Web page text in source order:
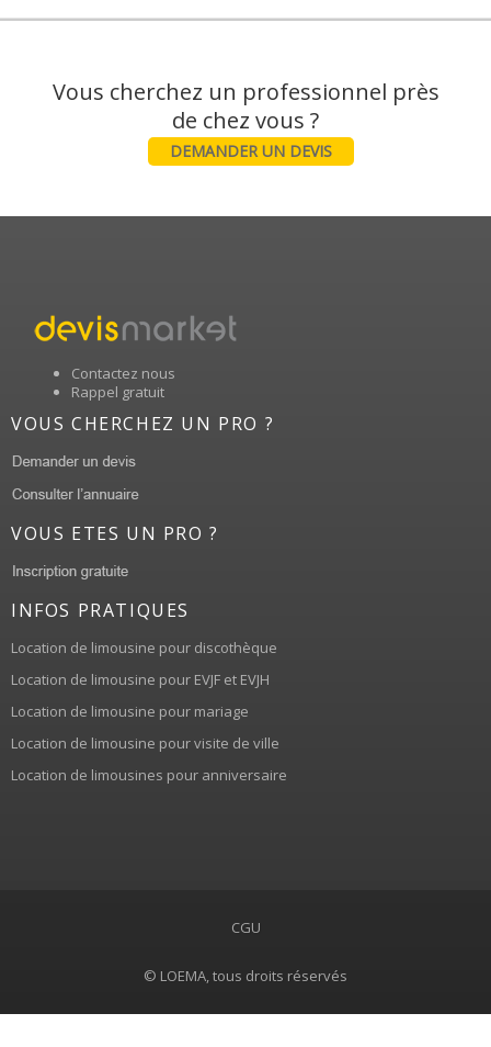
Vous cherchez un professionnel près
DEMANDER UN DEVIS
Contactez nous
Rappel gratuit
VOUS CHERCHEZ UN PRO ?
VOUS ETES UN PRO ?
INFOS PRATIQUES
Location de limousine pour discothèque
Location de limousine pour EVJF et EVJH
Location de limousine pour mariage
Location de limousine pour visite de ville
Location de limousines pour anniversaire
CGU
© LOEMA, tous droits réservés